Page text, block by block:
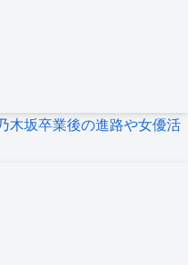
木坂卒業後の進路や女優活